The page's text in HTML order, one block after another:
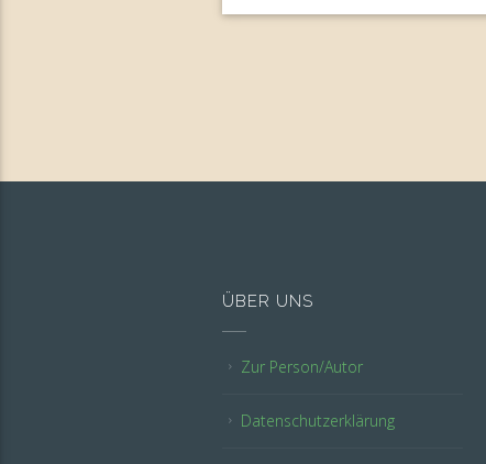
ÜBER UNS
Zur Person/Autor
Datenschutzerklärung